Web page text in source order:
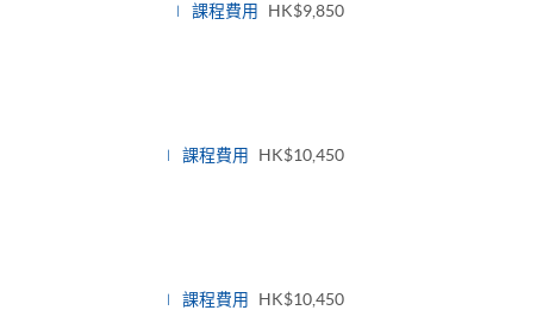
課程費用 HK$9,850
課程費用 HK$10,450
課程費用 HK$10,450